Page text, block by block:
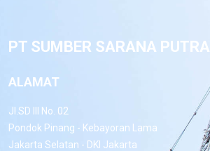
PT SUMBER SARANA PUTRA
ALAMAT
Jl.SD III No. 02
Pondok Pinang - Kebayoran Lama
Jakarta Selatan - DKI Jakarta